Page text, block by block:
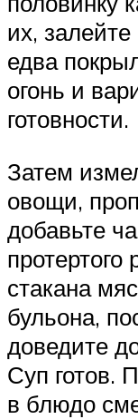
их,
едва
огонь и
готовности.
Затем
овощи,
добавьте
стакана
бульона,
доведите
Суп готов.
в блюдо